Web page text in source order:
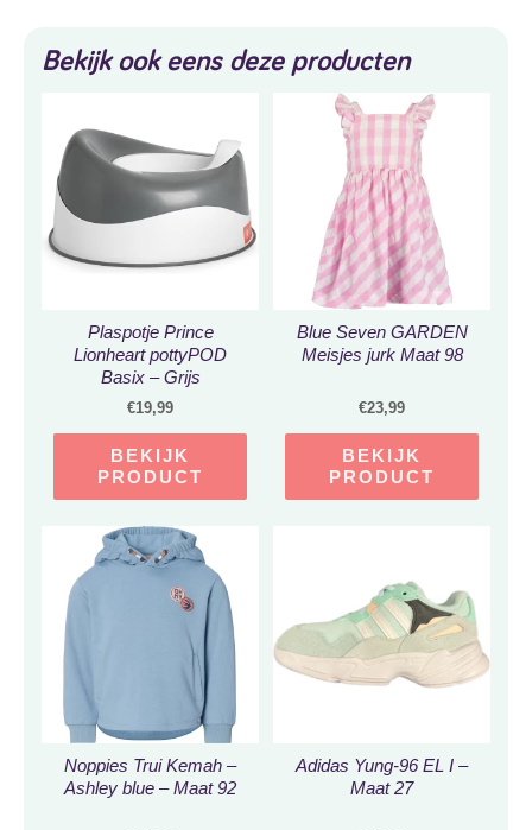
Bekijk ook eens deze producten
Plaspotje Prince
Lionheart pottyPOD
Basix – Grijs
€19,99
BEKIJK
PRODUCT
Blue Seven GARDEN
Meisjes jurk Maat 98
€23,99
BEKIJK
PRODUCT
Noppies Trui Kemah –
Ashley blue – Maat 92
Adidas Yung-96 EL I –
Maat 27